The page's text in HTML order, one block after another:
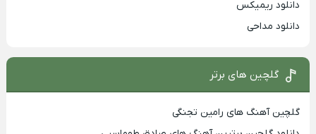
دانلود ریمیکس
دانلود مداحی
گلچین های برتر
گلچین آهنگ های رامین تجنگی